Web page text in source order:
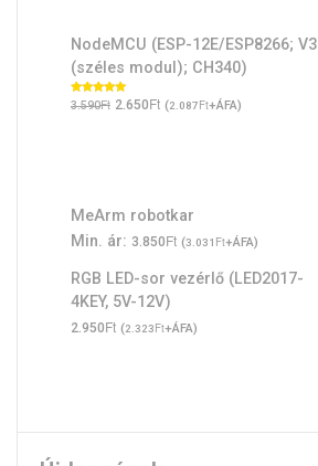
NodeMCU (ESP-12E/ESP8266; V3
(széles modul); CH340)
Értékelés:
5.00/ 5
3.590Ft Original
2.650FtCurrent
(2.087Ft+ÁFA)
MeArm robotkar
Min. ár: 3.850Ft (3.031 Ft+ÁFA)
RGB LED-sor vezérlő (LED2017-
4KEY, 5V-12V)
2.950Ft (2.323Ft+ÁFA)